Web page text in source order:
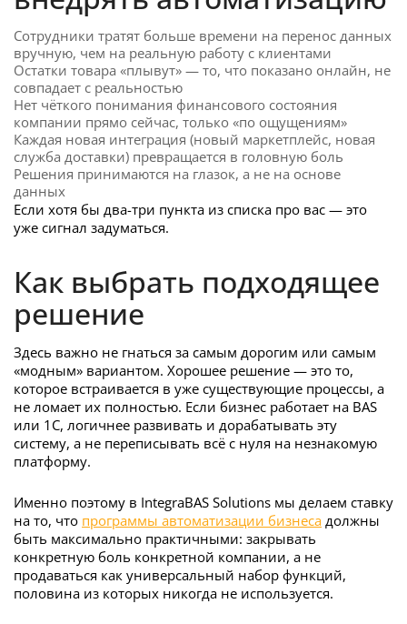
Сотрудники тратят больше времени на перенос данных
вручную, чем на реальную работу с клиентами
Остатки товара «плывут» — то, что показано онлайн, не
совпадает с реальностью
Нет чёткого понимания финансового состояния
компании прямо сейчас, только «по ощущениям»
Каждая новая интеграция (новый маркетплейс, новая
служба доставки) превращается в головную боль
Решения принимаются на глазок, а не на основе
данных
Если хотя бы два-три пункта из списка про вас — это
уже сигнал задуматься.
Как выбрать подходящее
решение
Здесь важно не гнаться за самым дорогим или самым
«модным» вариантом. Хорошее решение — это то,
которое встраивается в уже существующие процессы, а
не ломает их полностью. Если бизнес работает на BAS
или 1С, логичнее развивать и дорабатывать эту
систему, а не переписывать всё с нуля на незнакомую
платформу.
Именно поэтому в IntegraBAS Solutions мы делаем ставку
на то, что программы автоматизации бизнеса должны
быть максимально практичными: закрывать
конкретную боль конкретной компании, а не
продаваться как универсальный набор функций,
половина из которых никогда не используется.